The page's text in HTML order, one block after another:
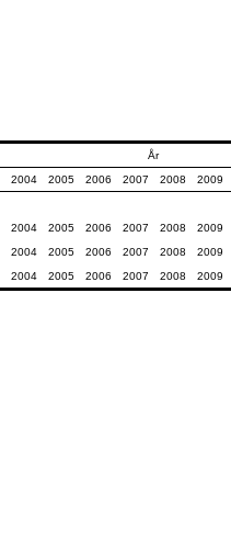
År
2004 2005 2006 2007 2008 2009
2004 2005 2006 2007 2008 2009
2004 2005 2006 2007 2008 2009
2004 2005 2006 2007 2008 2009